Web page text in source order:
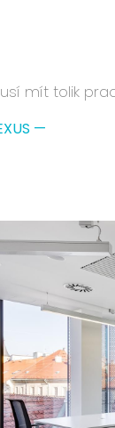
mít tolik
—